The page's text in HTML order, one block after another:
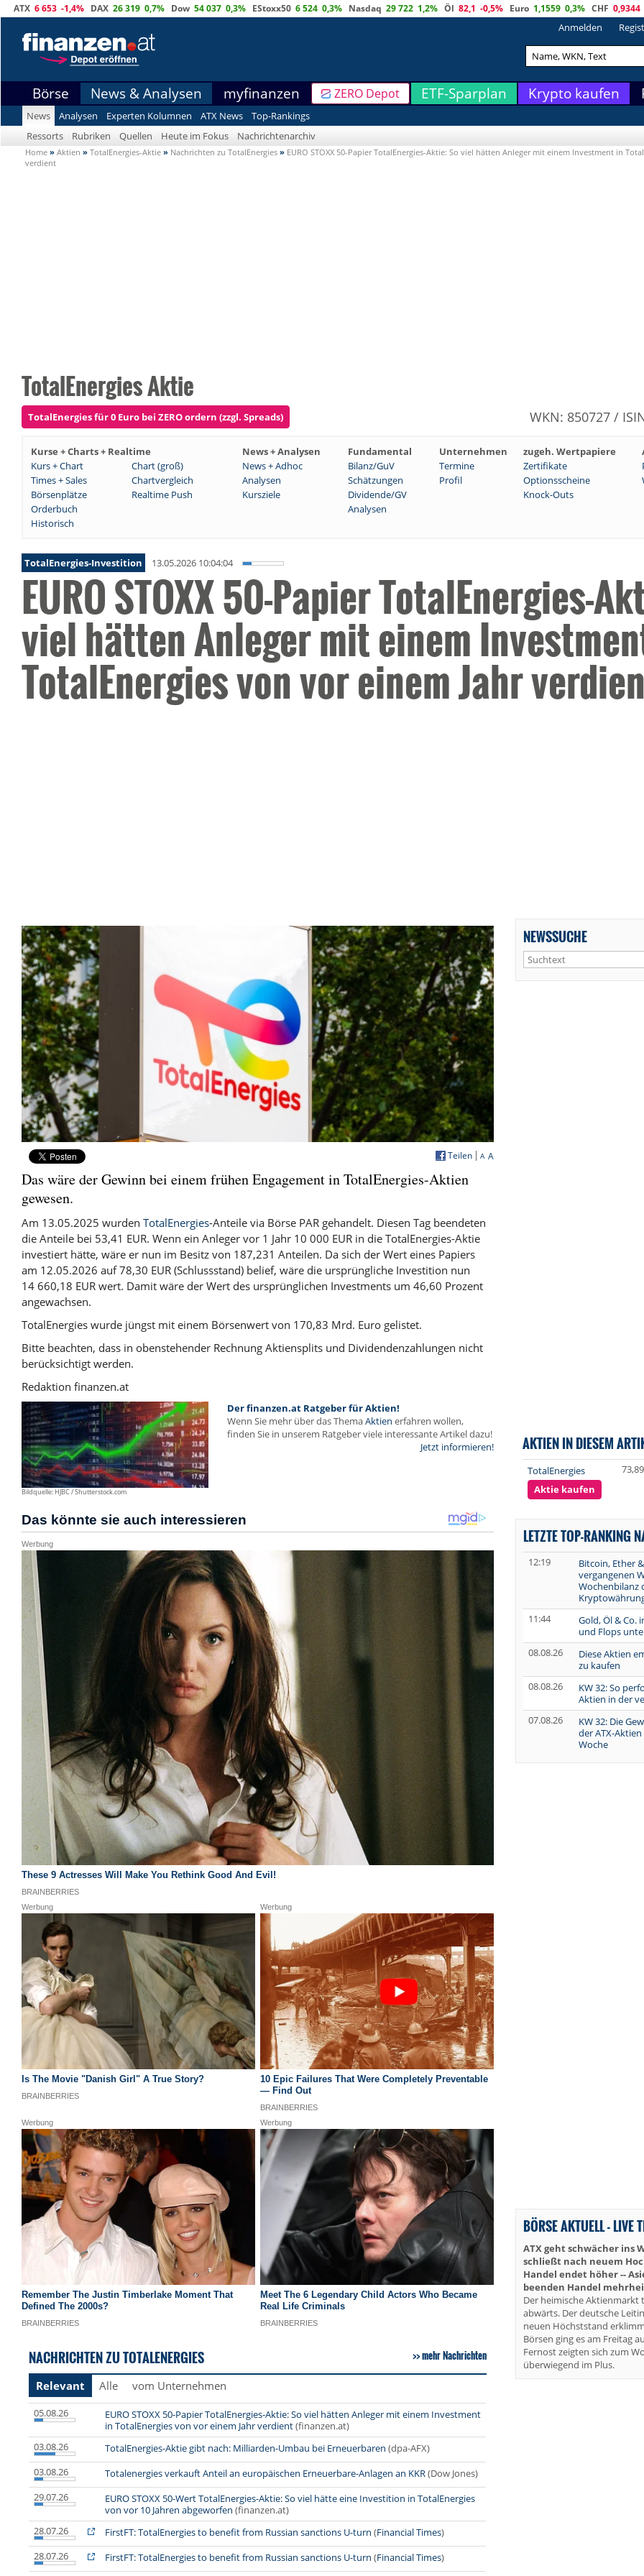
ATX 6 653 -1,4% DAX 26 319 0,7% Dow 54 037 0,3% EStoxx50 6 524 0,3% Nasdaq 29 722 1,2% Öl 82,1 -0,5% Euro 1,1559 0,3% CHF 0,9344
Anmelden
Börse News & Analysen myfinanzen ZERO Depot ETF-Sparplan Krypto kaufen
News Analysen Experten Kolumnen ATX News
Top-Rankings
Ressorts
Rubriken Quellen Heute im Fokus Nachrichtenarchiv
Home » Aktien » TotalEnergies-Aktie » Nachrichten zu TotalEnergies » EURO STOXX 50-Papier TotalEnergies-Aktie: So viel hätten Anleger mit einem Investment in
verdient
TotalEnergies Aktie
TotalEnergies für 0 Euro bei ZERO ordern (zzgl. Spreads) WKN: 850727 /
Kurse + Charts + Realtime News + Analysen Fundamental Unternehmen zugeh. Wertpapiere
Kurs + Chart
Chart (groß) News + Adhoc Bilanz/GuV Termine Zertifikate
Times + Sales
Chartvergleich Analysen Schätzungen Profil Optionsscheine
Börsenplätze
Realtime Push Kursziele Dividende/GV
Knock-Outs
Orderbuch
Analysen
Historisch
TotalEnergies-Investition 13.05.2026 10:04:04
EURO STOXX 50-Papier TotalEnergies-
viel hätten Anleger mit einem
TotalEnergies von vor einem Jahr
A
A
Teilen
Das wäre der Gewinn bei einem frühen Engagement in TotalEnergies-Aktien
gewesen.
Am 13.05.2025 wurden TotalEnergies-Anteile via Börse PAR gehandelt. Diesen Tag beendeten
die Anteile bei 53,41 EUR. Wenn ein Anleger vor 1 Jahr 10 000 EUR in die TotalEnergies-Aktie
investiert hätte, wäre er nun im Besitz von 187,231 Anteilen. Da sich der Wert eines Papiers
am 12.05.2026 auf 78,30 EUR (Schlussstand) belief, wäre die ursprüngliche Investition nun
14 660,18 EUR wert. Damit wäre der Wert des ursprünglichen Investments um 46,60 Prozent
angewachsen.
TotalEnergies wurde jüngst mit einem Börsenwert von 170,83 Mrd. Euro gelistet.
Bitte beachten, dass in obenstehender Rechnung Aktiensplits und Dividendenzahlungen nicht
berücksichtigt werden.
Redaktion finanzen.at
Der finanzen.at Ratgeber für Aktien!
Wenn Sie mehr über das ThemaAktien erfahren wollen,
finden Sie in unserem Ratgeber viele interessante Artikel dazu!
Jetzt informieren!
Bildquelle: HJBC / Shutterstock.com
NACHRICHTEN ZU TOTALENERGIES mehr Nachrichten
Relevant Alle vom Unternehmen
05.08.26
EURO STOXX 50-Papier TotalEnergies-Aktie: So viel hätten Anleger mit einem Investment
in TotalEnergies von vor einem Jahr verdient(finanzen.at)
03.08.26
TotalEnergies-Aktie gibt nach: Milliarden-Umbau bei Erneuerbaren (dpa-AFX)
03.08.26
Totalenergies verkauft Anteil an europäischen Erneuerbare-Anlagen an KKR(Dow Jones)
29.07.26
EURO STOXX 50-Wert TotalEnergies-Aktie: So viel hätte eine Investition in TotalEnergies
von vor 10 Jahren abgeworfen (finanzen.at)
28.07.26
FirstFT: TotalEnergies to benefit from Russian sanctions U-turn (Financial Times)
28.07.26
FirstFT: TotalEnergies to benefit from Russian sanctions U-turn (Financial Times)
NEWSSUCHE
AKTIEN IN DIESEM
TotalEnergies
Aktie kaufen
73,89
LETZTE TOP-RANKING
12:19
Bitcoin, Ether
vergangenen
Wochenbilanz
11:44
Gold, Öl & Co.
und Flops
08.08.26
Diese Aktien
zu kaufen
08.08.26
KW 32: So
Aktien in der
07.08.26
KW 32: Die
der ATX-
Woche
BÖRSE AKTUELL - LIVE
ATX geht schwächer ins
schließt nach neuem
Handel endet höher --
beenden Handel
Der heimische Aktienmarkt
abwärts. Der deutsche
neuen Höchststand
Börsen ging es am Freitag
Fernost zeigten sich zum
überwiegend im Plus.